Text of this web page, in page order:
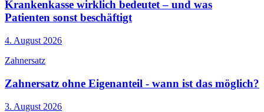
Krankenkasse wirklich bedeutet – und was
Patienten sonst beschäftigt
4. August 2026
Zahnersatz
Zahnersatz ohne Eigenanteil - wann ist das möglich?
3. August 2026